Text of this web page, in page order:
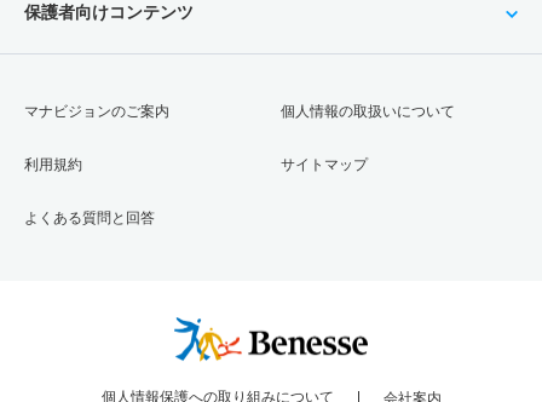
保護者向けコンテンツ
マナビジョンのご案内
利用規約
よくある質問と回答
個人情報の取扱いについて
サイトマップ
個人情報保護への取り組みについて 会社案内